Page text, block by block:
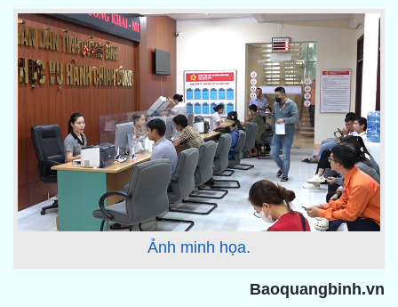
Ảnh minh họa.
Baoquangbinh.vn